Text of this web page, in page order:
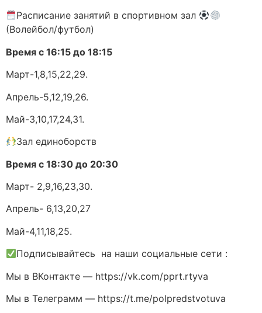
Расписание занятий в спортивном зал
(Волейбол/футбол)
Время с 16:15 до 18:15
Март-1,8,15,22,29.
Апрель-5,12,19,26.
Май-3,10,17,24,31.
Зал единоборств
Время с 18:30 до 20:30
Март- 2,9,16,23,30.
Апрель- 6,13,20,27
Май-4,11,18,25.
Подписывайтесь на наши социальные сети :
Мы в ВКонтакте — https://vk.com/pprt.rtyva
Мы в Телеграмм — https://t.me/polpredstvotuva